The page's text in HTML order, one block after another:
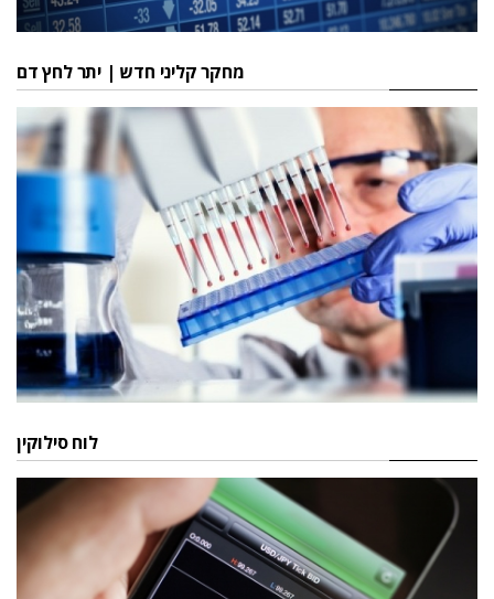
מחקר קליני חדש | יתר לחץ דם
לוח סילוקין